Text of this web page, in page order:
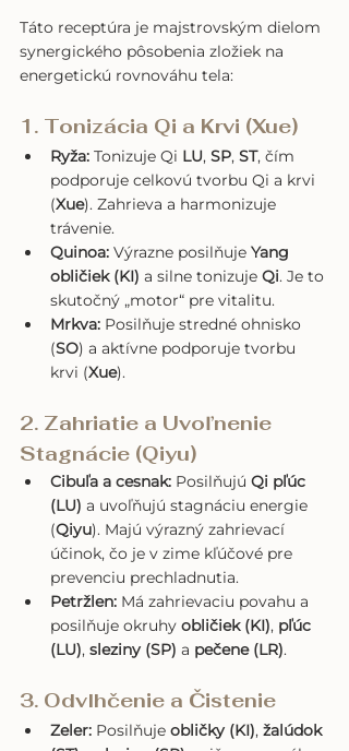
Táto receptúra je majstrovským dielom
synergického pôsobenia zložiek na
energetickú rovnováhu tela:
1. Tonizácia Qi a Krvi (Xue)
Ryža: Tonizuje Qi LU, SP, ST, čím
podporuje celkovú tvorbu Qi a krvi
(Xue). Zahrieva a harmonizuje
trávenie.
Quinoa: Výrazne posilňuje Yang
obličiek (KI) a silne tonizuje Qi. Je to
skutočný „motor“ pre vitalitu.
Mrkva: Posilňuje stredné ohnisko
(SO) a aktívne podporuje tvorbu
krvi (Xue).
2. Zahriatie a Uvoľnenie
Stagnácie (Qiyu)
Cibuľa a cesnak: Posilňujú Qi pľúc
(LU) a uvoľňujú stagnáciu energie
(Qiyu). Majú výrazný zahrievací
účinok, čo je v zime kľúčové pre
prevenciu prechladnutia.
Petržlen: Má zahrievaciu povahu a
posilňuje okruhy obličiek (KI), pľúc
(LU), sleziny (SP) a pečene (LR).
3. Odvlhčenie a Čistenie
Zeler: Posilňuje obličky (KI), žalúdok